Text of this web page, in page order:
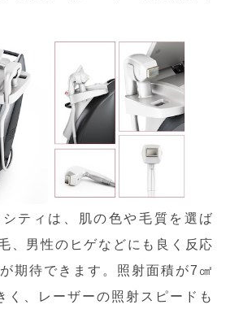
ティは、肌の色や毛質を選ば
、男性のヒゲなどにも良く反応
期待できます。照射面積が7㎠
く、レーザーの照射スピードも